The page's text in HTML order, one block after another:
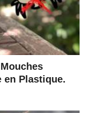
en Plastique.